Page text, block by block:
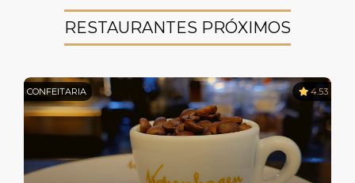
RESTAURANTES PRÓXIMOS
CONFEITARIA 4.53